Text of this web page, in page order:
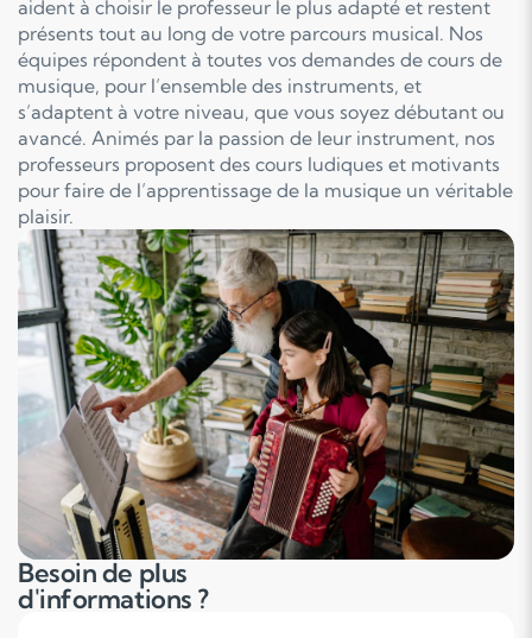
aident à choisir le professeur le plus adapté et restent
présents tout au long de votre parcours musical. Nos
équipes répondent à toutes vos demandes de cours de
musique, pour l’ensemble des instruments, et
s’adaptent à votre niveau, que vous soyez débutant ou
avancé. Animés par la passion de leur instrument, nos
professeurs proposent des cours ludiques et motivants
pour faire de l’apprentissage de la musique un véritable
plaisir.
Besoin de plus
d'informations ?